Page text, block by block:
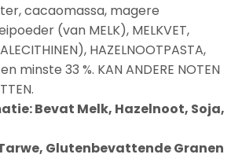
cacaomassa, magere
(van MELK), MELKVET,
), HAZELNOOTPASTA,
minste 33 %. KAN ANDERE NOTEN
Bevat Melk, Hazelnoot, Soja,
Glutenbevattende Granen